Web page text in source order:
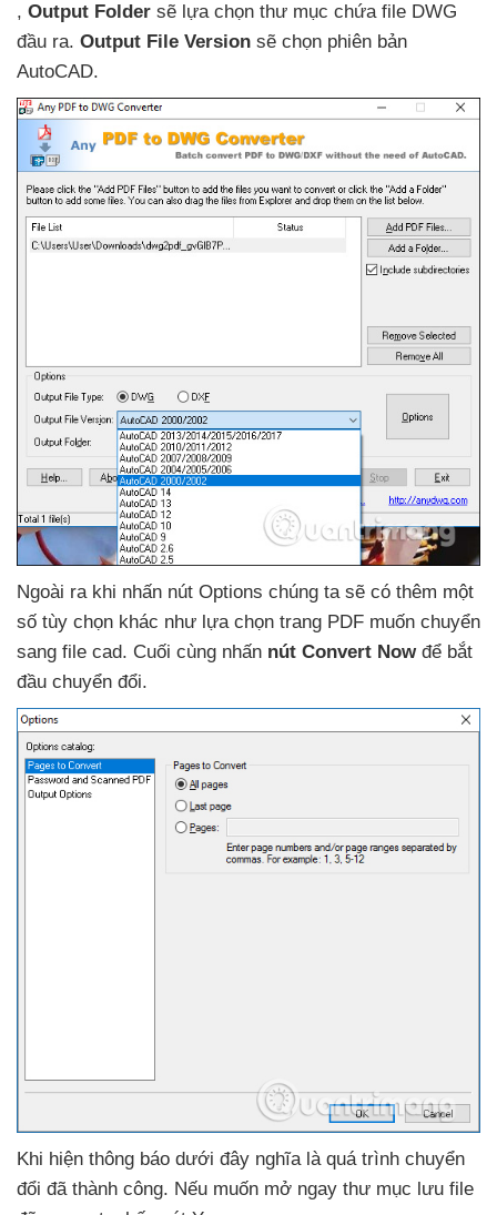
, Output Folder sẽ lựa chọn thư mục chứa file DWG
đầu ra. Output File Version sẽ chọn phiên bản
AutoCAD.
Ngoài ra khi nhấn nút Options chúng ta sẽ có thêm một
số tùy chọn khác như lựa chọn trang PDF muốn chuyển
sang file cad. Cuối cùng nhấn nút Convert Now để bắt
đầu chuyển đổi.
Khi hiện thông báo dưới đây nghĩa là quá trình chuyển
đổi đã thành công. Nếu muốn mở ngay thư mục lưu file